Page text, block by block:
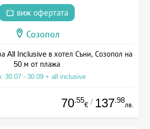
виж офертата
Созопол
All Inclusive в хотел Съни, Созопол на
50 м от плажа
30.07 - 30.09 + all inclusive
70.55
€ / 137.98
лв.